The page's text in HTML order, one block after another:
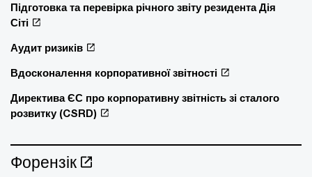
Підготовка та перевірка річного звіту резидента Дія
Сіті
Аудит ризиків
Вдосконалення корпоративної звітності
Директива ЄС про корпоративну звітність зі сталого
розвитку (CSRD)
Форензік